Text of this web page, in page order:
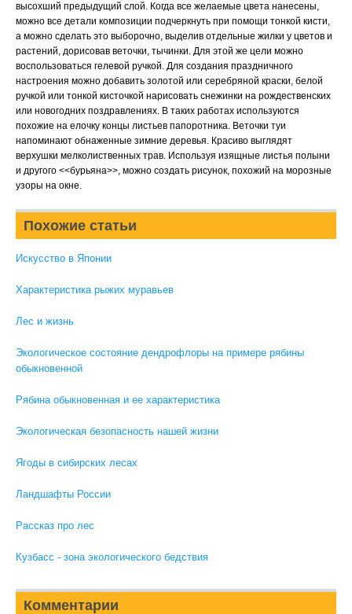
высохший предыдущий слой. Когда все желаемые цвета нанесены,
можно все детали композиции подчеркнуть при помощи тонкой кисти,
а можно сделать это выборочно, выделив отдельные жилки у цветов и
растений, дорисовав веточки, тычинки. Для этой же цели можно
воспользоваться гелевой ручкой. Для создания праздничного
настроения можно добавить золотой или серебряной краски, белой
ручкой или тонкой кисточкой нарисовать снежинки на рождественских
или новогодних поздравлениях. В таких работах используются
похожие на елочку концы листьев папоротника. Веточки туи
напоминают обнаженные зимние деревья. Красиво выглядят
верхушки мелколиственных трав. Используя изящные листья полыни
и другого <<бурьяна>>, можно создать рисунок, похожий на морозные
узоры на окне.
Похожие статьи
Искусство в Японии
Характеристика рыжих муравьев
Лес и жизнь
Экологическое состояние дендрофлоры на примере рябины
обыкновенной
Рябина обыкновенная и ее характеристика
Экологическая безопасность нашей жизни
Ягоды в сибирских лесах
Ландшафты России
Рассказ про лес
Кузбасс - зона экологического бедствия
Комментарии